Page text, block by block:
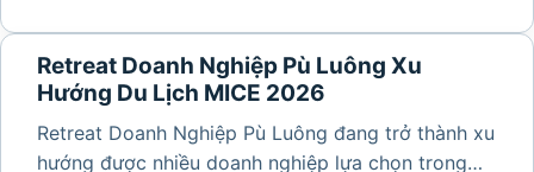
Retreat Doanh Nghiệp Pù Luông Xu
Hướng Du Lịch MICE 2026
Retreat Doanh Nghiệp Pù Luông đang trở thành xu
hướng được nhiều doanh nghiệp lựa chọn trong